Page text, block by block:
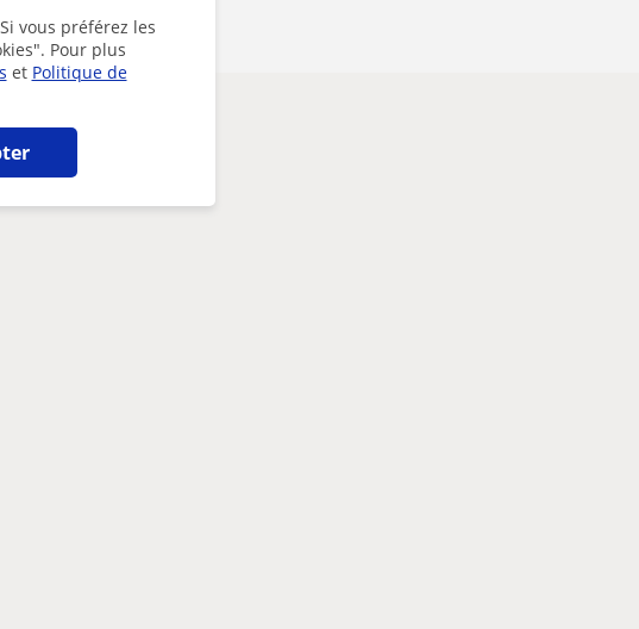
vous préférez les
Pour plus
et Politique de